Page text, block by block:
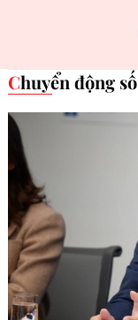
Chuyển động số